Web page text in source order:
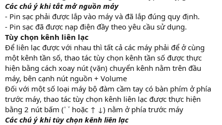
Các chú ý khi tắt mở nguồn máy
- Pin sạc phải được lắp vào máy và đã lắp đúng quy định.
- Pin sạc đã được nạp điện đầy theo yêu cầu sử dụng.
Tùy chọn kênh liên lạc
Để liên lạc được với nhau thì tất cả các máy phải để ở cùng
một kênh tần số, thao tác tùy chọn kênh tần số được thực
hiện bằng cách xoay nút (vặn) chuyển kênh nằm trên đầu
máy, bên cạnh nút nguồn + Volume
Đối với một số loại máy bộ đàm cầm tay có bàn phím ở phía
trước máy, thao tác tùy chọn kênh liên lạc được thực hiện
bằng 2 nút bấm (˄ ˅ hoặc ↑ ↓) nằm ở phía trước máy
Các chú ý khi tùy chọn kênh liên lạc